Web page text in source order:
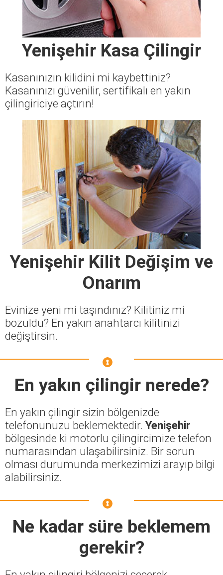
Yenişehir Kasa Çilingir
Kasanınızın kilidini mi kaybettiniz?
Kasanınızı güvenilir, sertifikalı en yakın
çilingiriciye açtırın!
Yenişehir Kilit Değişim ve
Onarım
Evinize yeni mi taşındınız? Kilitiniz mi
bozuldu? En yakın anahtarcı kilitinizi
değiştirsin.
En yakın çilingir nerede?
En yakın çilingir sizin bölgenizde
telefonunuzu beklemektedir. Yenişehir
bölgesinde ki motorlu çilingircimize telefon
numarasından ulaşabilirsiniz. Bir sorun
olması durumunda merkezimizi arayıp bilgi
alabilirsiniz.
Ne kadar süre beklemem
gerekir?